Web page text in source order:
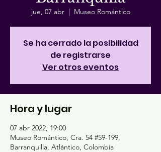
jue, 07 abr
  |
Museo Romántico
Se ha cerrado la posibilidad
de registrarse
Ver otros eventos
Hora y lugar
07 abr 2022, 19:00
Museo Romántico, Cra. 54 #59-199,
Barranquilla, Atlántico, Colombia